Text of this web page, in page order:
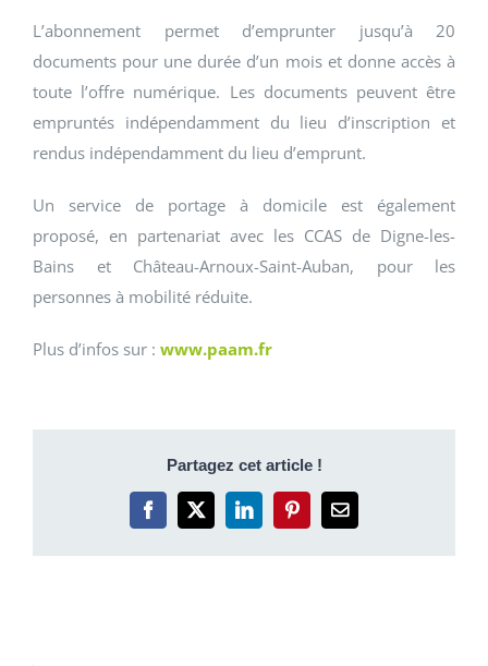
L’abonnement permet d’emprunter jusqu’à 20
documents pour une durée d’un mois et donne accès à
toute l’offre numérique. Les documents peuvent être
empruntés indépendamment du lieu d’inscription et
rendus indépendamment du lieu d’emprunt.
Un service de portage à domicile est également
proposé, en partenariat avec les CCAS de Digne-les-
Bains et Château-Arnoux-Saint-Auban, pour les
personnes à mobilité réduite.
Plus d’infos sur : www.paam.fr
Partagez cet article !
Facebook
X LinkedInPinterestEmail